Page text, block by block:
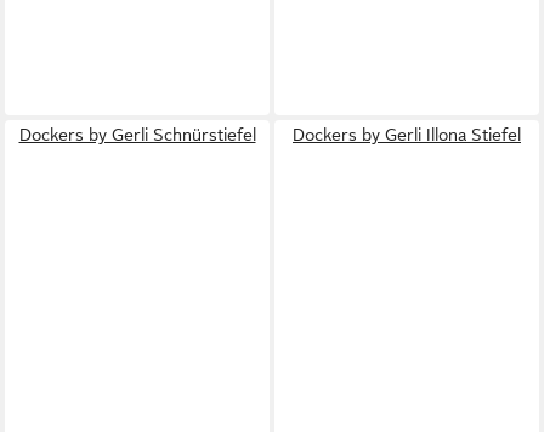
Dockers by Gerli Schnürstiefel Dockers by Gerli Illona Stiefel